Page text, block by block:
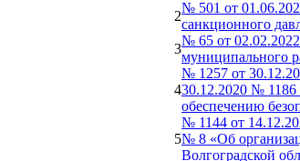
2
№ 501 от
санкционного
3
№ 65 от
муниципального
4
№ 1257 от
30.12.2020 № 1186
обеспечению
5
№ 1144 от
№ 8 «Об
Волгоградской